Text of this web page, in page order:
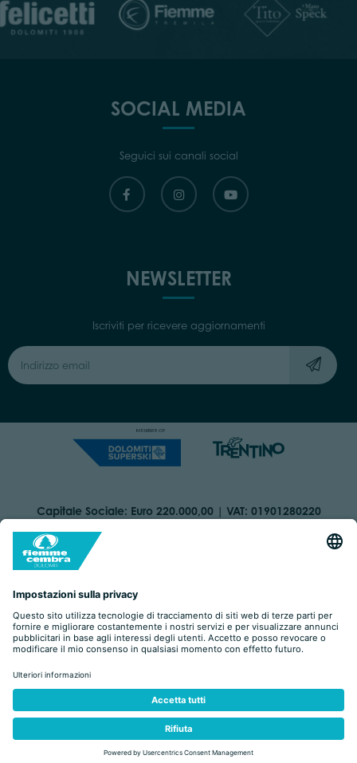
SOCIAL MEDIA
Seguici sui canali social
NEWSLETTER
Iscriviti per ricevere aggiornamenti
Capitale Sociale: Euro 220.000,00 | VAT: 01901280220
COOKIES
DICHIARAZIONE DI ACCESSIBILITÀ